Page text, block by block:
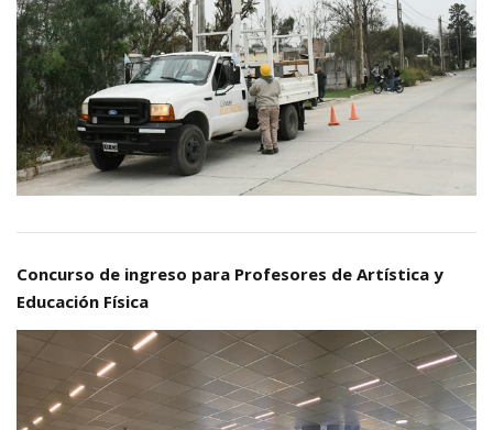
Concurso de ingreso para Profesores de Artística y
Educación Física